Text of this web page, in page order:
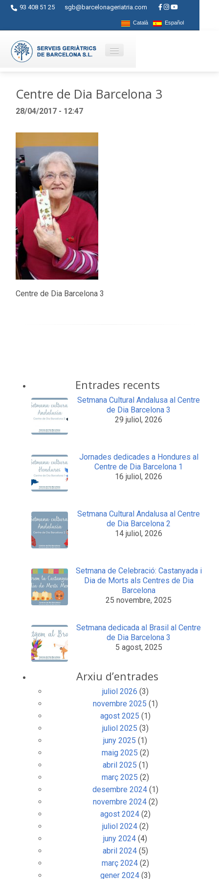
93 408 51 25 sgb@barcelonageriatria.com
Català Español
Serveis
Centres
Ajuts
Contacte
Blog
Centre de Dia Barcelona 3
28/04/2017 - 12:47
Centre de Dia Barcelona 3
Entrades recents
Setmana Cultural Andalusa al Centre
de Dia Barcelona 3
29 juliol, 2026
Jornades dedicades a Hondures al
Centre de Dia Barcelona 1
16 juliol, 2026
Setmana Cultural Andalusa al Centre
de Dia Barcelona 2
14 juliol, 2026
Setmana de Celebració: Castanyada i
Dia de Morts als Centres de Dia
Barcelona
25 novembre, 2025
Setmana dedicada al Brasil al Centre
de Dia Barcelona 3
5 agost, 2025
Arxiu d’entrades
juliol 2026 (3)
novembre 2025 (1)
agost 2025 (1)
juliol 2025 (3)
juny 2025 (1)
maig 2025 (2)
abril 2025 (1)
març 2025 (2)
desembre 2024(1)
novembre 2024(2)
agost 2024(2)
juliol 2024(2)
juny 2024 (4)
abril 2024(5)
març 2024(2)
gener 2024(3)